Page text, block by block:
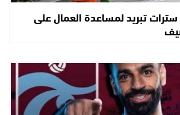
تبريد لمساعدة العمال على